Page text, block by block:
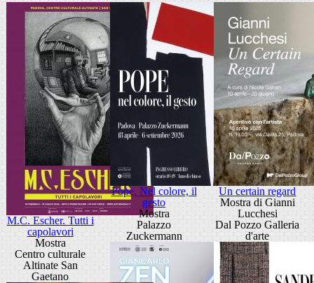
M.C. Escher. Tutti i
capolavori
Mostra
Centro culturale
Altinate San
Gaetano
Pope. Nel colore, il
gesto
Mostra
Palazzo
Zuckermann
Un certain regard
Mostra di Gianni
Lucchesi
Dal Pozzo Galleria
d'arte